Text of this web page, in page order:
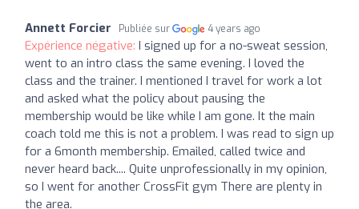
Annett Forcier Publiée sur 4 years ago
Expérience négative: I signed up for a no-sweat session,
went to an intro class the same evening. I loved the
class and the trainer. I mentioned I travel for work a lot
and asked what the policy about pausing the
membership would be like while I am gone. It the main
coach told me this is not a problem. I was read to sign up
for a 6month membership. Emailed, called twice and
never heard back.... Quite unprofessionally in my opinion,
so I went for another CrossFit gym There are plenty in
the area.